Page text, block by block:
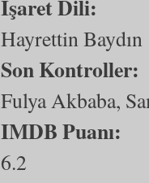
İşaret Dili:
Hayrettin Baydın
Son Kontroller:
Fulya Akbaba,
IMDB Puanı:
6.2